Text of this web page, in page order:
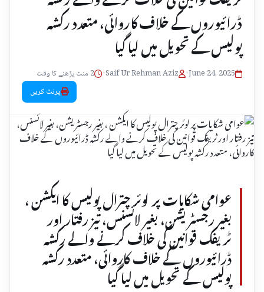
ڈرائیوروں کے خلاف کاروائی، متعدد رکشہ
پولیس کے تحویل میں لیا گیا
June 24, 2025
•
Saif Ur Rehman Aziz
•
2 منٹ پڑھنے کا وقت
پرنٹ کریں
عوامی شکایات پر لوئر چترال پولیس کا ایکشن ،
بغیر رجسٹریشن، بغیر لائسنس، تیز رفتار اور
ٹریفک قوانین کی خلاف کرنے والے رکشہ
ڈرائیوروں کے خلاف کاروائی، متعدد رکشہ
پولیس کے تحویل میں لیا گیا